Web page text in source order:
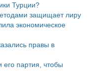
Турции?
защищает лиру
экономическое
правы в
его партия, чтобы